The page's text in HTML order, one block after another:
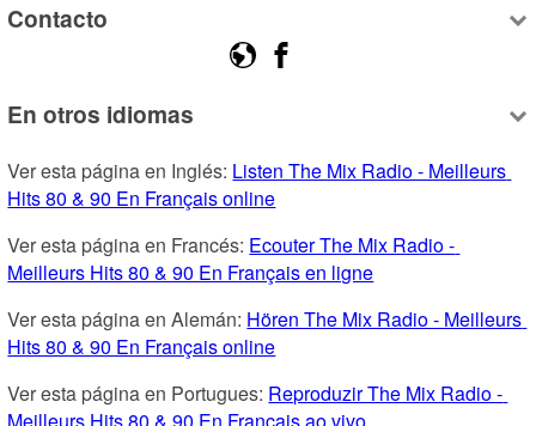
Contacto
En otros idiomas
Ver esta página en Inglés: Listen The Mix Radio - Meilleurs
Hits 80 & 90 En Français online
Ver esta página en Francés: Ecouter The Mix Radio -
Meilleurs Hits 80 & 90 En Français en ligne
Ver esta página en Alemán: Hören The Mix Radio - Meilleurs
Hits 80 & 90 En Français online
Ver esta página en Portugues: Reproduzir The Mix Radio -
Meilleurs Hits 80 & 90 En Français ao vivo